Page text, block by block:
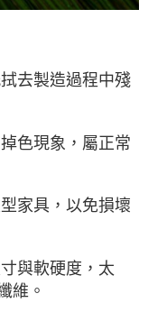
去製造過程中殘
色現象，屬正常
家具，以免損壞
與軟硬度，太
維。